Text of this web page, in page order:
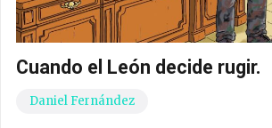
Cuando el León decide rugir.
Daniel Fernández